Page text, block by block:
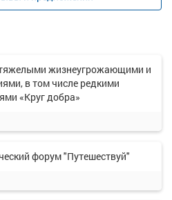
жизнеугрожающими и
в том числе редкими
«Круг добра»
форум "Путешествуй"